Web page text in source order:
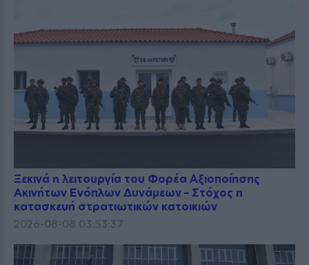
Ξεκινά η λειτουργία του Φορέα Αξιοποίησης
Ακινήτων Ενόπλων Δυνάμεων – Στόχος η
κατασκευή στρατιωτικών κατοικιών
2026-08-08 03:53:37